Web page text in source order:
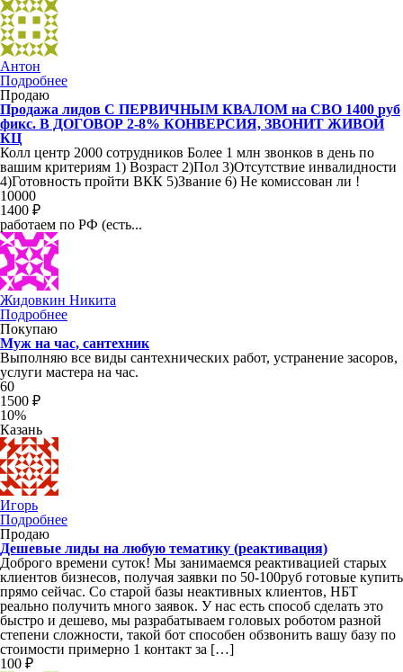
Антон
Подробнее
Продаю
Продажа лидов С ПЕРВИЧНЫМ КВАЛОМ на СВО 1400 руб
фикс. В ДОГОВОР 2-8% КОНВЕРСИЯ, ЗВОНИТ ЖИВОЙ
КЦ
Колл центр 2000 сотрудников Более 1 млн звонков в день по
вашим критериям 1) Возраст 2)Пол 3)Отсутствие инвалидности
4)Готовность пройти ВКК 5)Звание 6) Не комиссован ли !
10000
1400 ₽
работаем по РФ (есть...
Жидовкин Никита
Подробнее
Покупаю
Муж на час, сантехник
Выполняю все виды сантехнических работ, устранение засоров,
услуги мастера на час.
60
1500 ₽
10%
Казань
Игорь
Подробнее
Продаю
Дешевые лиды на любую тематику (реактивация)
Доброго времени суток! Мы занимаемся реактивацией старых
клиентов бизнесов, получая заявки по 50-100руб готовые купить
прямо сейчас. Со старой базы неактивных клиентов, НБТ
реально получить много заявок. У нас есть способ сделать это
быстро и дешево, мы разрабатываем головых роботом разной
степени сложности, такой бот способен обзвонить вашу базу по
стоимости примерно 1 контакт за […]
100 ₽